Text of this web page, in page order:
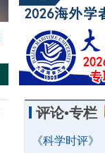
评论•专栏
《科学时评》